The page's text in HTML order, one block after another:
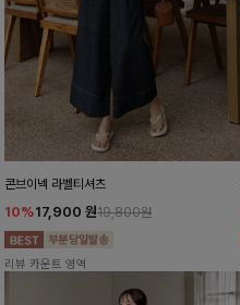
콘브이넥 라벨티셔츠
10%17,900 원19,800원
리뷰 카운트 영역